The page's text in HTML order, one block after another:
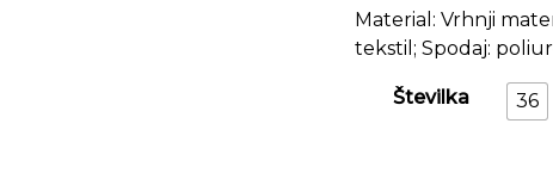
Material: Vrhnji
tekstil; Spodaj:
Številka 36